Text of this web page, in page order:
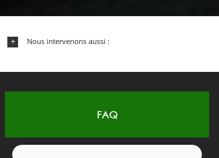
Nous intervenons aussi :
FAQ